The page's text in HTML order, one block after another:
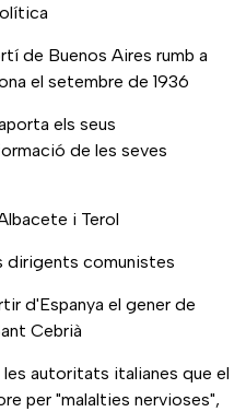
de Buenos Aires rumb a
el setembre de 1936
els seus
de les seves
i Terol
dirigents comunistes
d'Espanya el gener de
Cebrià
les autoritats italianes que el
per "malalties nervioses",